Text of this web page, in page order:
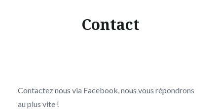
Contact
Contactez nous via Facebook, nous vous répondrons
au plus vite !